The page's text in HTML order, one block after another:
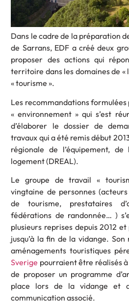
Dans le cadre de la préparation
de Sarrans, EDF a créé deux
proposer des actions qui
territoire dans les domaines de «
« tourisme ».
Les recommandations
« environnement » qui s’est
d’élaborer le dossier de
travaux qui a été remis début
régionale de l’équipement, de
logement (DREAL).
Le groupe de travail «
vingtaine de personnes
de tourisme, prestataires
fédérations de randonnée… )
plusieurs reprises depuis 2012
jusqu’à la fin de la vidange.
aménagements touristiques
Sverige pourraient être réalisés
de proposer un programme
place lors de la vidange et
communication associé.